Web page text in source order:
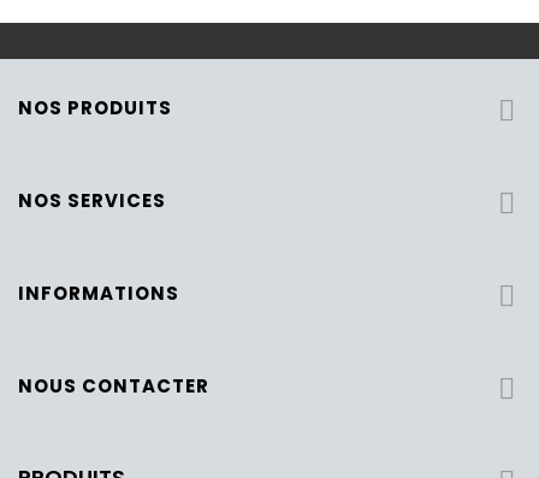
NOS PRODUITS 
NOS SERVICES 
INFORMATIONS 
NOUS CONTACTER 